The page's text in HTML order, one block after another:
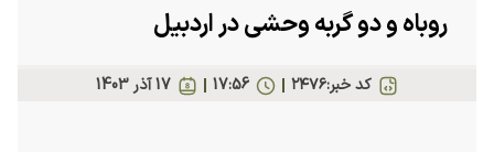
روباه و دو گربه وحشی در اردبیل
کد خبر:۲۴۷۶ 17 آذر 1403 17:56